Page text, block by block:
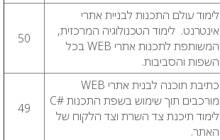
לימוד עולם התכנות לבניית אתרי
אינטרנט. לימוד הטכנולוגיה המרכזית,
המשותפת לתכנות אתרי WEB בכל
השפות והסביבות.
50
כתיבת תוכנה לבנית אתרי WEB
מורכבים תוך שימוש בשפת התכנות #C
לימוד תיכנת צד השרת וצד הלקוח של
האתר.
49